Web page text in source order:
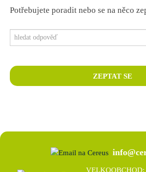
Potřebujete poradit nebo se na něco
VELKOOBCHOD: